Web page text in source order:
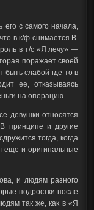
с самого начала,
в к/ф снимается В.
роль в т/с «Я лечу» —
поражает своей
быть слабой где-то в
ее, отказываясь
на операцию.
девушки относятся
принципе и другие
тогда, когда
еще и оригинальные
и людям разного
подростки после
так же, как в «Я